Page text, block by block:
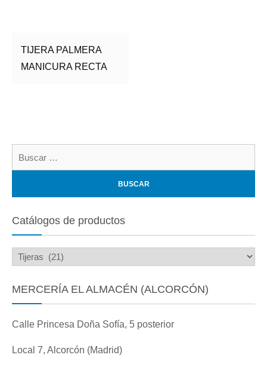
TIJERA PALMERA
MANICURA RECTA
Catálogos de productos
MERCERÍA EL ALMACÉN (ALCORCÓN)
Calle Princesa Doña Sofía, 5 posterior
Local 7, Alcorcón (Madrid)